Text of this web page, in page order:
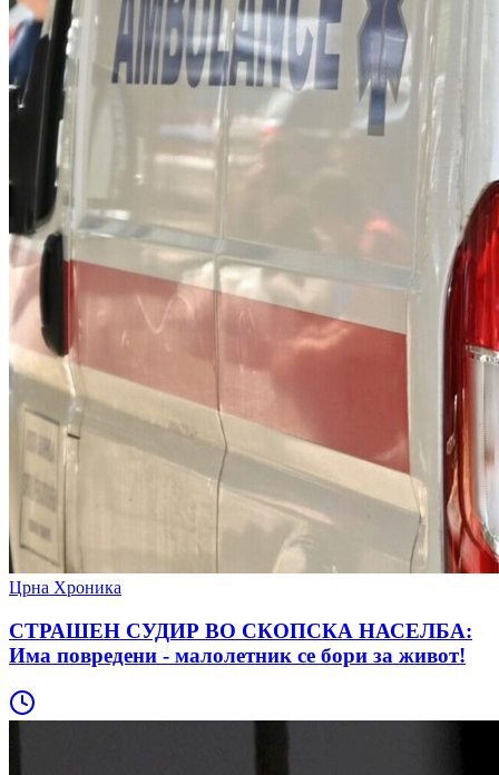
Црна Хроника
СТРАШЕН СУДИР ВО СКОПСКА НАСЕЛБА:
Има повредени - малолетник се бори за живот!